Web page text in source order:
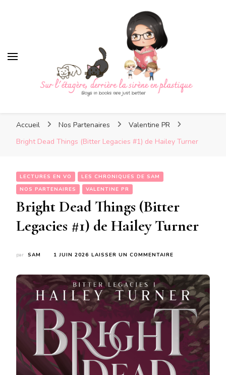
Sur l'étagère, derrière la
sirène en plastique
sirène en plastique
Accueil Nos Partenaires
Valentine PR
Bright Dead Things (Bitter Legacies #1) de Hailey Turner
LECTURES EN VO
LES CHRONIQUES DE SAM
NOS PARTENAIRES
VALENTINE PR
Bright Dead Things (Bitter
Legacies #1) de Hailey Turner
par SAM 1 JUIN 2026 LAISSER UN COMMENTAIRE
THINGS
(BITTER
LEGACIES
#1)
DE
HAILEY
TURNER